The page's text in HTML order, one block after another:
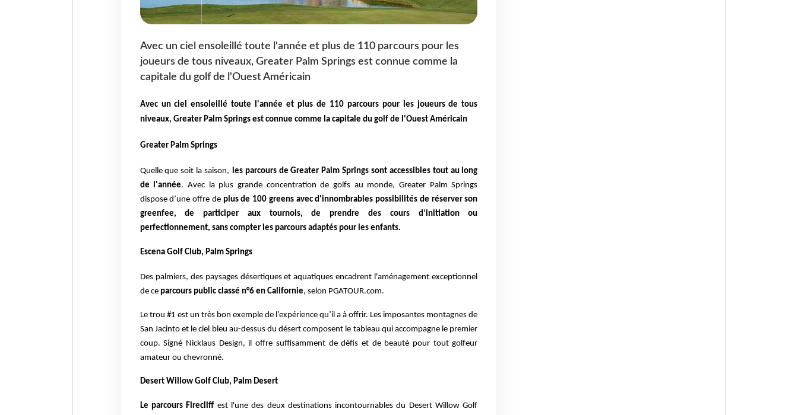
Avec un ciel ensoleillé toute l'année et plus de 110 parcours pour les
joueurs de tous niveaux, Greater Palm Springs est connue comme la
capitale du golf de l'Ouest Américain
Avec un ciel ensoleillé toute l'année et plus de 110 parcours pour les joueurs de tous
niveaux, Greater Palm Springs est connue comme la capitale du golf de l'Ouest Américain
Greater Palm Springs
Quelle que soit la saison, les parcours de Greater Palm Springs sont accessibles tout au long
de l'année. Avec la plus grande concentration de golfs au monde, Greater Palm Springs
dispose d’une offre de plus de 100 greens avec d'innombrables possibilités de réserver son
greenfee, de participer aux tournois, de prendre des cours d’initiation ou
perfectionnement, sans compter les parcours adaptés pour les enfants.
Escena Golf Club, Palm Springs
Des palmiers, des paysages désertiques et aquatiques encadrent l'aménagement exceptionnel
de ce parcours public classé n°6 en Californie, selon PGATOUR.com.
Le trou #1 est un très bon exemple de l’expérience qu’il a à offrir. Les imposantes montagnes de
San Jacinto et le ciel bleu au-dessus du désert composent le tableau qui accompagne le premier
coup.Signé Nicklaus Design, il offre suffisamment de défis et de beauté pour tout golfeur
amateur ou chevronné.
Desert Willow Golf Club, Palm Desert
Le parcours Firecliff est l'une des deux destinations incontournables du Desert Willow Golf